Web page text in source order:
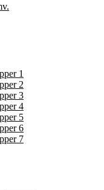
1
2
3
4
5
6
7